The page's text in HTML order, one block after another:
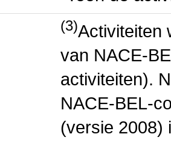
(3)Activiteiten
van NACE-
activiteiten).
NACE-BEL-
(versie 2008)